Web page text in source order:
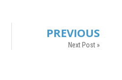
PREVIOUS
Next Post »